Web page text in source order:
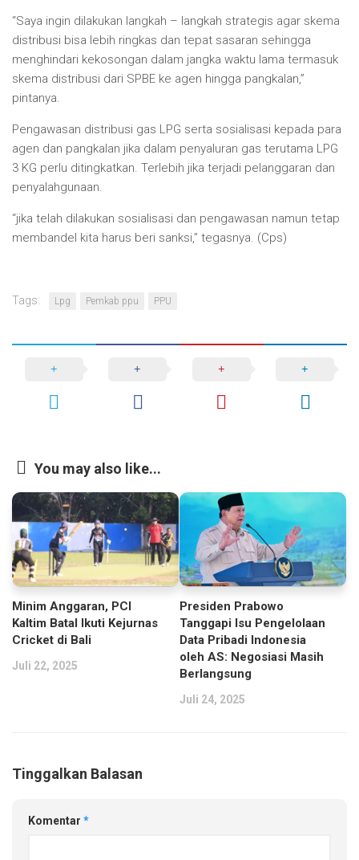
“Saya ingin dilakukan langkah – langkah strategis agar skema
distribusi bisa lebih ringkas dan tepat sasaran sehingga
menghindari kekosongan dalam jangka waktu lama termasuk
skema distribusi dari SPBE ke agen hingga pangkalan,”
pintanya.
Pengawasan distribusi gas LPG serta sosialisasi kepada para
agen dan pangkalan jika dalam penyaluran gas terutama LPG
3 KG perlu ditingkatkan. Terlebih jika terjadi pelanggaran dan
penyalahgunaan.
“jika telah dilakukan sosialisasi dan pengawasan namun tetap
membandel kita harus beri sanksi,” tegasnya. (Cps)
Tags: Lpg Pemkab ppu PPU
You may also like...
Minim Anggaran, PCI
Kaltim Batal Ikuti Kejurnas
Cricket di Bali
Juli 22, 2025
Presiden Prabowo
Tanggapi Isu Pengelolaan
Data Pribadi Indonesia
oleh AS: Negosiasi Masih
Berlangsung
Juli 24, 2025
Tinggalkan Balasan
Komentar *